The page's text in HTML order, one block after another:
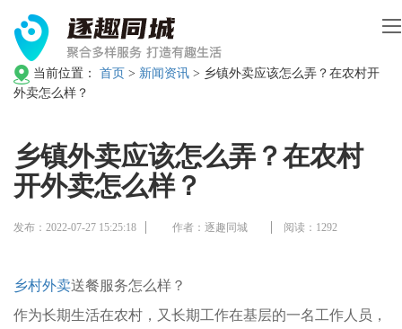
当前位置： 首页 > 新闻资讯 > 乡镇外卖应该怎么弄？在农村开
外卖怎么样？
乡镇外卖应该怎么弄？在农村
开外卖怎么样？
发布：2022-07-27 15:25:18 作者：逐趣同城 阅读：1292
乡村外卖送餐服务怎么样？
作为长期生活在农村，又长期工作在基层的一名工作人员，